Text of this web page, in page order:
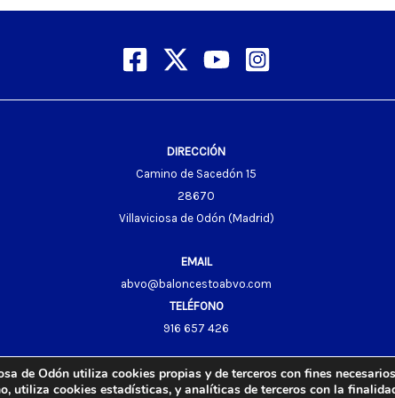
DIRECCIÓN
Camino de Sacedón 15
28670
Villaviciosa de Odón (Madrid)
EMAIL
abvo@baloncestoabvo.com
TELÉFONO
916 657 426
de Odón utiliza cookies propias y de terceros con fines
utiliza cookies estadísticas, y analíticas de terceros con la